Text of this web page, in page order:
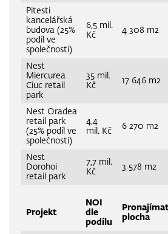
Pitesti
kancelářská
budova (25%
podíl ve
společnosti)
6,5 mil.
Kč
4 308 m2
Nest
Miercurea
Ciuc retail
park
35 mil.
Kč
17 646 m2
Nest Oradea
retail park
(25% podíl ve
společnosti)
4,4
mil. Kč
6 270 m2
Nest
Dorohoi
retail park
7,7 mil.
Kč
3 578 m2
Projekt
NOI
dle
podílu
plocha